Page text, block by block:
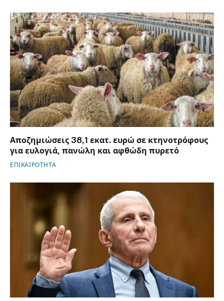
Αποζημιώσεις 38,1 εκατ. ευρώ σε κτηνοτρόφους
για ευλογιά, πανώλη και αφθώδη πυρετό
ΕΠΙΚΑΙΡΟΤΗΤΑ